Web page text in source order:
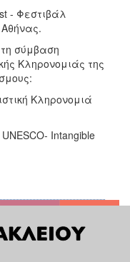
- Φεστιβάλ
σύμβαση
Κληρονομιάς της
Κληρονομιά
Intangible